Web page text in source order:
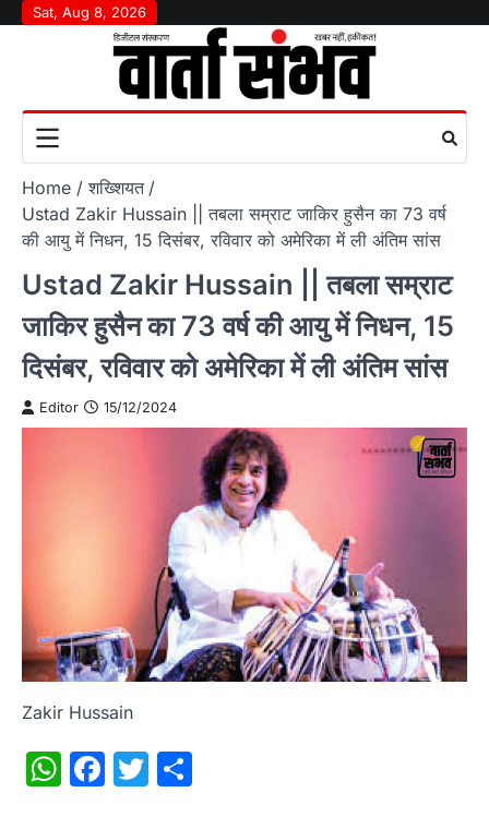
SkipSat, Aug 8, 2026
Home
शख्‍श‍ियत
Ustad Zakir Hussain || तबला सम्राट जाकिर हुसैन का 73 वर्ष
की आयु में निधन, 15 दिसंबर, रविवार को अमेरिका में ली अंतिम सांस
Ustad Zakir Hussain || तबला सम्राट
जाकिर हुसैन का 73 वर्ष की आयु में निधन, 15
दिसंबर, रविवार को अमेरिका में ली अंतिम सांस
Editor 15/12/2024
Zakir Hussain
WhatsApp
Facebook
Twitter